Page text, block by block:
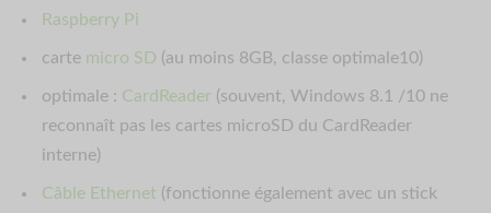
Raspberry Pi
carte micro SD (au moins 8GB, classe optimale10)
optimale : CardReader (souvent, Windows 8.1 /10 ne
reconnaît pas les cartes microSD du CardReader
interne)
Câble Ethernet (fonctionne également avec un stick